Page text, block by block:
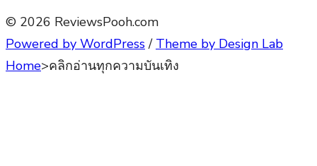
© 2026 ReviewsPooh.com
Powered by WordPress / Theme by Design Lab
Home>คลิกอ่านทุกความบันเทิง